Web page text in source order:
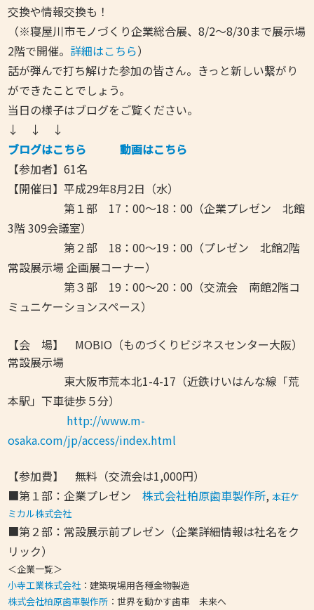
交換や情報交換も！
（※寝屋川市モノづくり企業総合展、8/2～8/30まで展示場
2階で開催。 詳細はこちら）
話が弾んで打ち解けた参加の皆さん。きっと新しい繋がり
ができたことでしょう。
当日の様子はブログをご覧ください。
↓ ↓ ↓
ブログはこちら
動画はこちら
【参加者】61名
【開催日】平成29年8月2日（水）
第１部 17：00～18：00（企業プレゼン 北館
3階 309会議室）
第２部 18：00～19：00 （プレゼン 北館2階
常設展示場 企画展コーナー）
第３部 19：00～20：00（交流会 南館2階コ
ミュニケーションスペース）
【会 場】 MOBIO（ものづくりビジネスセンター大阪）
常設展示場
東大阪市荒本北1-4-17（近鉄けいはんな線「荒
本駅」下車徒歩５分）
http://www.m-
osaka.com/jp/access/index.html
【参加費】 無料（交流会は1,000円）
■第１部：企業プレゼン株式会社柏原歯車製作所,本荘ケ
ミカル株式会社
■第２部：常設展示前プレゼン（企業詳細情報は社名をク
リック）
＜企業一覧＞
小寺工業株式会社 ：建築現場用各種金物製造
株式会社柏原歯車製作所 ：世界を動かす歯車 未来へ